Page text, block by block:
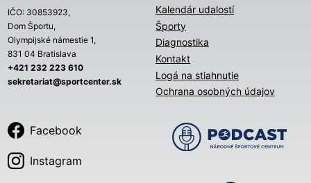
IČO: 30853923,
Dom Športu,
Olympijské námestie 1,
831 04 Bratislava
+421 232 223 610
sekretariat@sportcenter.sk
Kalendár udalostí
Športy
Diagnostika
Kontakt
Logá na stiahnutie
Ochrana osobných údajov
Facebook
Instagram